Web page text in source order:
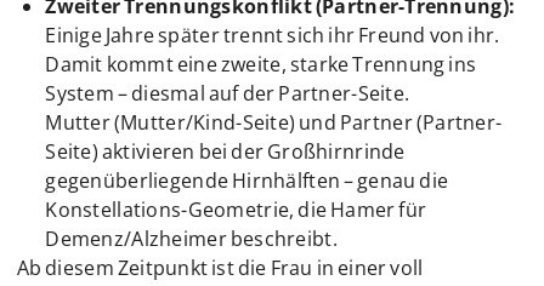
Zweiter Trennungskonflikt (Partner-Trennung):
Einige Jahre später trennt sich ihr Freund von ihr.
Damit kommt eine zweite, starke Trennung ins
System – diesmal auf der Partner-Seite.
Mutter (Mutter/Kind-Seite) und Partner (Partner-
Seite) aktivieren bei der Großhirnrinde
gegenüberliegende Hirnhälften – genau die
Konstellations-Geometrie, die Hamer für
Demenz/Alzheimer beschreibt.
Ab diesem Zeitpunkt ist die Frau in einer voll